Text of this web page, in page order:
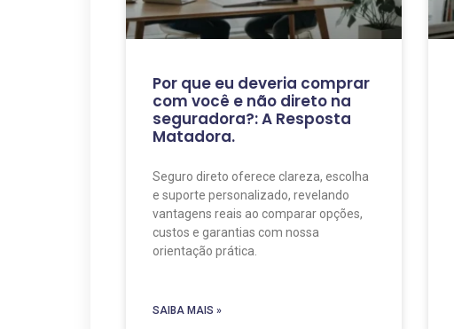
Por que eu deveria comprar
com você e não direto na
seguradora?: A Resposta
Matadora.
Seguro direto oferece clareza, escolha
e suporte personalizado, revelando
vantagens reais ao comparar opções,
custos e garantias com nossa
orientação prática.
SAIBA MAIS »